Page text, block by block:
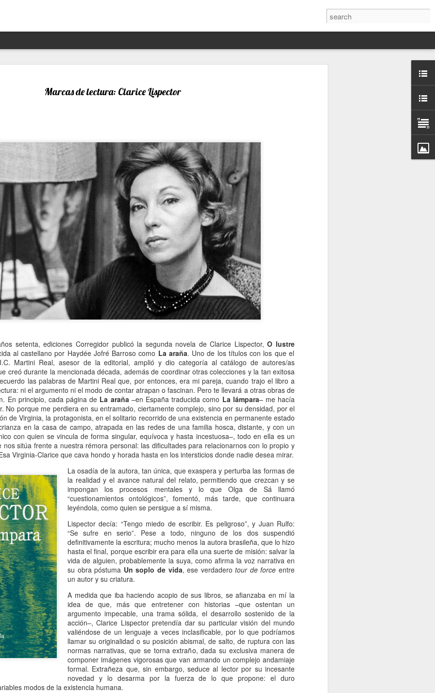
Marcas de lectura: Clarice Lispector
setenta, ediciones Corregidor publicó la segunda novela de Clarice Lispector,O lustre
al castellano por Haydée Jofré Barroso como La araña. Uno de los títulos con los que el
Martini Real, asesor de la editorial, amplió y dio categoría al catálogo de autores/as
creó durante la mencionada década, además de coordinar otras colecciones y la tan exitosa
las palabras de Martini Real que, por entonces, era mi pareja, cuando trajo el libro a
ni el argumento ni el modo de contar atrapan o fascinan. Pero te llevará a otras obras de
En principio, cada página de La araña–en España traducida como La lámpara– me hacía
No porque me perdiera en su entramado, ciertamente complejo, sino por su densidad, por el
de Virginia, la protagonista, en el solitario recorrido de una existencia en permanente estado
en la casa de campo, atrapada en las redes de una familia hosca, distante, y con un
con quien se vincula de forma singular, equívoca y hasta incestuosa–, todo en ella es un
nos sitúa frente a nuestra rémora personal: las dificultades para relacionarnos con lo propio y
Virginia-Clarice que cava hondo y horada hasta en los intersticios donde nadie desea mirar.
La osadía de la autora, tan única, que exaspera y perturba las formas de
la realidad y el avance natural del relato, permitiendo que crezcan y se
impongan los procesos mentales y lo que Olga de Sá llamó
“cuestionamientos ontológicos”, fomentó, más tarde, que continuara
leyéndola, como quien se persigue a sí misma.
Lispector decía: “Tengo miedo de escribir. Es peligroso”, y Juan Rulfo:
“Se sufre en serio”. Pese a todo, ninguno de los dos suspendió
definitivamente la escritura; mucho menos la autora brasileña, que lo hizo
hasta el final, porque escribir era para ella una suerte de misión: salvar la
vida de alguien, probablemente la suya, como afirma la voz narrativa en
su obra póstuma Un soplo de vida, ese verdaderotour de force entre
un autor y su criatura.
A medida que iba haciendo acopio de sus libros, se afianzaba en mí la
idea de que, más que entretener con historias –que ostentan un
argumento impecable, una trama sólida, el desarrollo sostenido de la
acción–, Clarice Lispector pretendía dar su particular visión del mundo
valiéndose de un lenguaje a veces inclasificable, por lo que podríamos
llamar su originalidad o su posición abismal, de salto, de ruptura con las
normas narrativas, que se torna extraño, dada su exclusiva manera de
componer imágenes vigorosas que van armando un complejo andamiaje
formal. Extrañeza que, sin embargo, seduce al lector por su incesante
novedad y lo desarma por la fuerza de lo que propone: el duro
modos de la existencia humana.
13
un afortunado encuentro escénico
Arendt (1906- 1975) resuena con desgraciada vigencia en este siglo
21, en estos precisos momentos de amenaza a las democracias,
de hechos de ilegalidad y crueldad crecientes por parte de las
grandes potencias, de gobiernos talibanes, de un avance alucinante
de la ultraderecha más reaccionaria, caprichosa y avasalladora.
Arendt, de cuya muerte a los 69 se cumplieron 50 años en
diciembre pasado, fue una pensadora alemana -de origen judío-
original, audaz, a contracorriente, inconformista, libre de toda
atadura, que no le temió a la polémica.
13
Escribir contra toda
adversidad (estrepitosa)
Cuando estudiaba en la facultad,
preparando el examen de
etnografía -el más difícil de la
carrera-, hubo un día que, entre
fichas, fotocopias, libros, café,
puchos y la Olivetti portátil
celeste, me dije: “Esto es lo que
quiero hacer toda la vida”.
Mientras estaba leyendo y
escribiendo en silencio encerrada
en mi habitación, las horas no
pasaban. Me veo tal cual, como si
estuviera viviéndolo ahora.
JAN
13
Marta Lubos (16/8/1943-
27/3/2026): Retrato de
Hace 10 años, ella fue la "chica
de tapa" de Damiselas: una
denominación que seguramente le
habría dado risa a Marta Lubos,
una artista en absoluto pagada de
sí misma, una persona libre de
toda presunción y más bien
renuente a dar entrevistas. Pero
en esta ocasión,
afortunadamente, se avino a
responder, afable y espontánea,
divertida o apasionada -según el
tema-, siempre yendo al punto,
sin el menor rodeo. Así, fueron
apareciendo la pianista, la
escultora, la cocinera que brinda
una receta.
13
Un cavaliere della patria
Por Sonia Novello
“Ser abofeteado teniendo las
manos atadas detrás de la
espalda
Amadeo Novello. Diario de guerra.
Su primera fuga fue una noche
estrellada. Cuenta que avanzaban
arrastrándose por tierra solo
cuando las nubes tapaban la luna.
el borde de la carretera de
pedregullo llena de barro y de
pozos de la zona de montaña por
la que se desplazaban, bajo el
cielo de Yugoslavia.
Damiselas Nº 1, a modo de editorial
Allá por las postrimerías del año 2012 se publicó la primera
edición de Damiselas en apuros, precedida del siguiente introito:
primero que hay que saber es que una damisela no es ni una dama
damita (dicho esto siguiendo las instrucciones de T.S. Eliot para
diferenciar un gato de un perro).
Gaby Ferrero (1/7/1961- 20/1/2026)
Sus ojos se cerraron -anticipadamente, inesperadamente- y el
mundo de quienes la siguen queriendo y admirando se detuvo,
el shock y un enorme desconsuelo. Tan adorable y honesta como
tan excelente y angelada como actriz, tan amorosa y atenta
su maternidad elegida y conquistada palmo a palmo... Cómo no